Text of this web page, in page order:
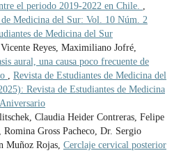
el periodo 2019-2022 en Chile. ,
de Medicina del Sur: Vol. 10 Núm. 2
de Medicina del Sur
Reyes, Maximiliano Jofré,
aural, una causa poco frecuente de
, Revista de Estudiantes de Medicina del
Revista de Estudiantes de Medicina
Claudia Heider Contreras, Felipe
Gross Pacheco, Dr. Sergio
Muñoz Rojas, Cerclaje cervical posterior